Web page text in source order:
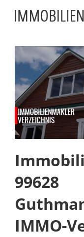
content
99628
IMMO-